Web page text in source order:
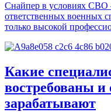
Снайпер в условиях СВО
ответственных военных
только высокой
Какие
востребованы и
зарабатывают